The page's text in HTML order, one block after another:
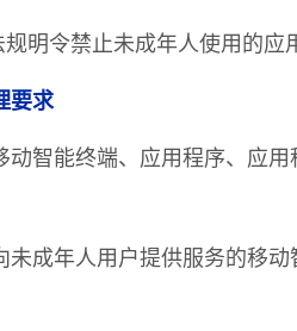
规明令禁止未成年人使用的应
要求
动智能终端、应用程序、应
未成年人用户提供服务的移